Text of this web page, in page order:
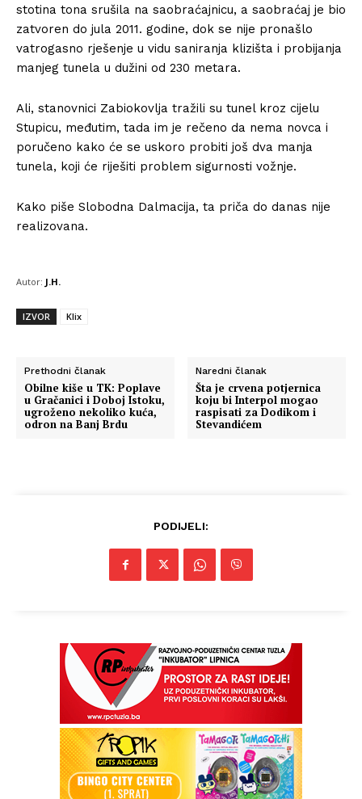
stotina tona srušila na saobraćajnicu, a saobraćaj je bio
zatvoren do jula 2011. godine, dok se nije pronašlo
vatrogasno rješenje u vidu saniranja klizišta i probijanja
manjeg tunela u dužini od 230 metara.
Ali, stanovnici Zabiokovlja tražili su tunel kroz cijelu
Stupicu, međutim, tada im je rečeno da nema novca i
poručeno kako će se uskoro probiti još dva manja
tunela, koji će riješiti problem sigurnosti vožnje.
Kako piše Slobodna Dalmacija, ta priča do danas nije
realizovana.
Autor: J.H.
IZVOR Klix
Prethodni članak
Obilne kiše u TK: Poplave
u Gračanici i Doboj Istoku,
ugroženo nekoliko kuća,
odron na Banj Brdu
Naredni članak
Šta je crvena potjernica
koju bi Interpol mogao
raspisati za Dodikom i
Stevandićem
PODIJELI: